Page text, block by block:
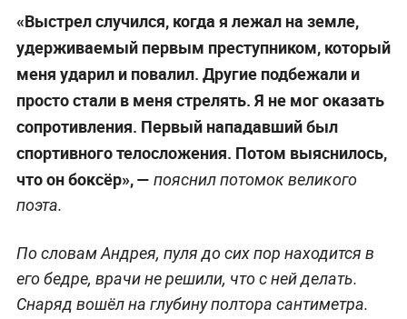
«Выстрел случился, когда я лежал на земле,
удерживаемый первым преступником, который
меня ударил и повалил. Другие подбежали и
просто стали в меня стрелять. Я не мог оказать
сопротивления. Первый нападавший был
спортивного телосложения. Потом выяснилось,
что он боксёр», — пояснил потомок великого
поэта.
По словам Андрея, пуля до сих пор находится в
его бедре, врачи не решили, что с ней делать.
Снаряд вошёл на глубину полтора сантиметра.